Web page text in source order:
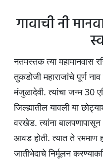
A b
k
गावाची नी
नतमस्तक त्या महामानवास
तुकडोजी महाराजांचे पूर्ण
मंजुळादेवी. त्यांचा जन्म 30
जिल्ह्यातील यावली या
वरखेड. त्यांना बालपणापासून
आवड होती. त्यात ते
जातीभेदाचे निर्मूलन